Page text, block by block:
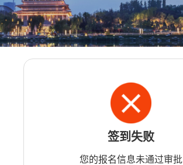
签到失败
您的报名信息未通过审批